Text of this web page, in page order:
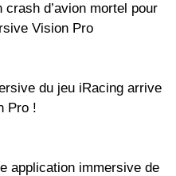
crash d’avion mortel pour
Vision Pro
du jeu iRacing arrive
Pro !
application immersive de